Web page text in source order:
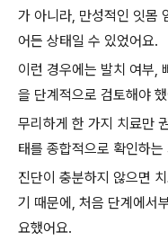
가 아니라, 만성적인 잇몸
어든 상태일 수 있었어요.
이런 경우에는 발치 여부,
을 단계적으로 검토해야
무리하게 한 가지 치료만
태를 종합적으로 확인하
진단이 충분하지 않으면
기 때문에, 처음 단계에서
요했어요.